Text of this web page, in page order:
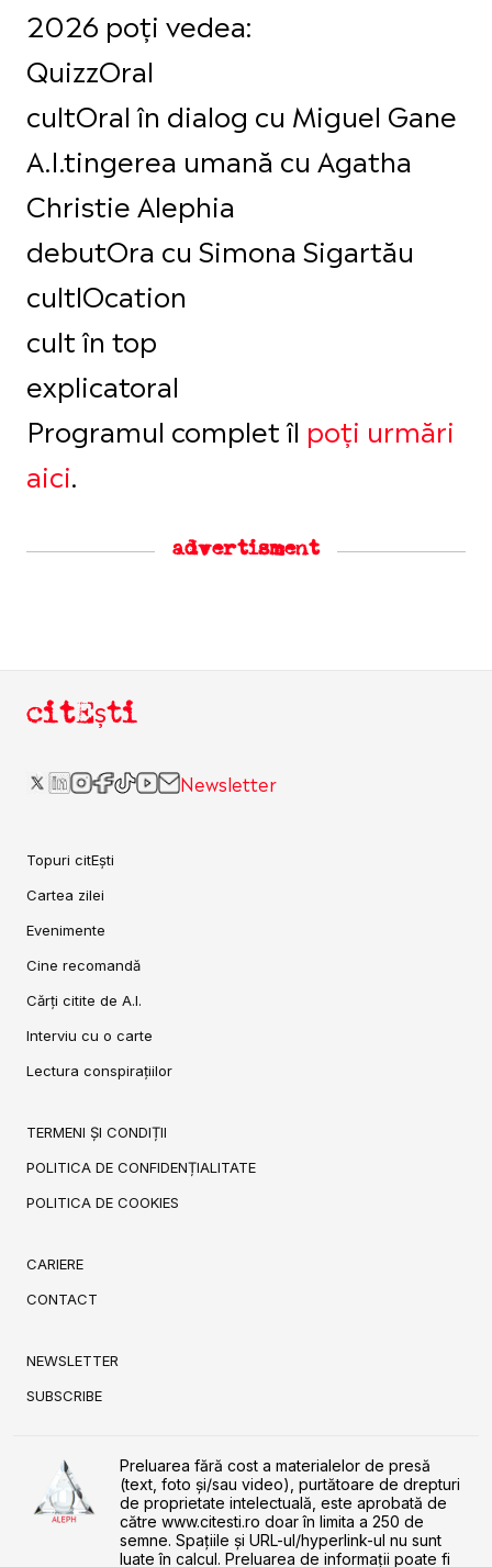
2026 poți vedea:
QuizzOral
cultOral în dialog cu Miguel Gane
A.I.tingerea umană cu Agatha
Christie Alephia
debutOra cu Simona Sigartău
cultlOcation
cult în top
explicatoral
Programul complet îl poți urmări
aici.
advertisment
citEști
Newsletter
Topuri citEști
Cartea zilei
Evenimente
Cine recomandă
Cărți citite de A.I.
Interviu cu o carte
Lectura conspirațiilor
TERMENI ȘI CONDIȚII
POLITICA DE CONFIDENȚIALITATE
POLITICA DE COOKIES
CARIERE
CONTACT
NEWSLETTER
SUBSCRIBE
Preluarea fără cost a materialelor de presă
(text, foto și/sau video), purtătoare de drepturi
de proprietate intelectuală, este aprobată de
către www.citesti.ro doar în limita a 250 de
semne. Spaţiile şi URL-ul/hyperlink-ul nu sunt
luate în calcul. Preluarea de informaţii poate fi